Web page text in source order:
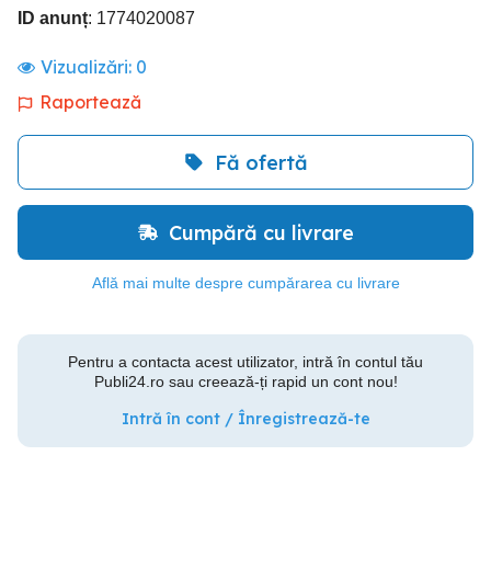
ID anunț: 1774020087
Vizualizări: 0
Raportează
Fă ofertă
Cumpără cu livrare
Află mai multe despre cumpărarea cu livrare
Pentru a contacta acest utilizator, intră în contul tău
Publi24.ro sau creează-ți rapid un cont nou!
Intră în cont / Înregistrează-te